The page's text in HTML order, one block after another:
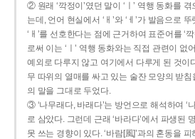
② 원래 ‘깍정이’였던 말이 ‘ㅣ’ 역행 동화를 겪
는데, 언어 현실에서 ‘ㅐ’와 ‘ㅔ’가 발음으로
‘ㅐ’를 선호한다는 점에 근거하여 표준어를 ‘
로써 이는 ‘ㅣ’ 역행 동화와는 직접 관련이 없
예외로 다루지 않고 여기에서 다루게 된 것이
무 따위의 열매를 싸고 있는 술잔 모양의 받침
의 말을 그대로 두었다.
③ ‘나무래다, 바래다’는 방언으로 해석하여 ‘
로 삼았다. 그런데 근래 ‘바라다’에서 파생된
못 쓰는 경향이 있다. ‘바람[風]’과의 혼동을